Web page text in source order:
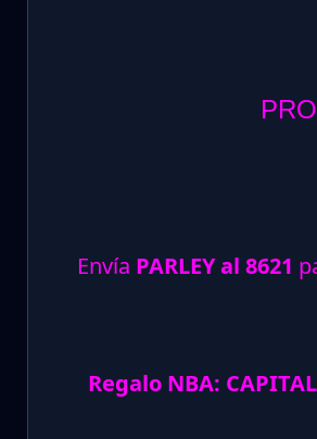
Envía PARLEY al 8621
Regalo NBA: